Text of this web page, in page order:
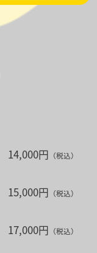
14,000円 （税込）
15,000円 （税込）
17,000円 （税込）